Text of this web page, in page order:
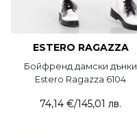
ESTERO RAGAZZA
Бойфренд дамски дънки
Estero Ragazza 6104
74,14 €/145,01 лв.